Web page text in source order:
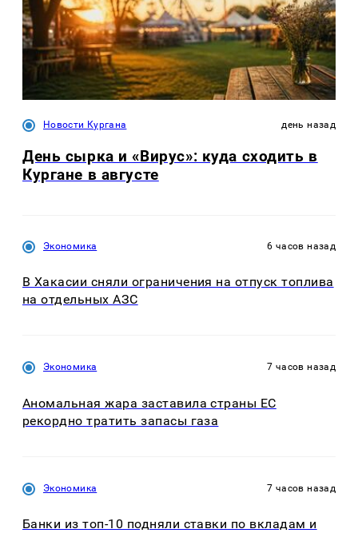
Новости Кургана день назад
День сырка и «Вирус»: куда сходить в
Кургане в августе
Экономика 6 часов назад
В Хакасии сняли ограничения на отпуск топлива
на отдельных АЗС
Экономика 7 часов назад
Аномальная жара заставила страны ЕС
рекордно тратить запасы газа
Экономика 7 часов назад
Банки из топ-10 подняли ставки по вкладам и